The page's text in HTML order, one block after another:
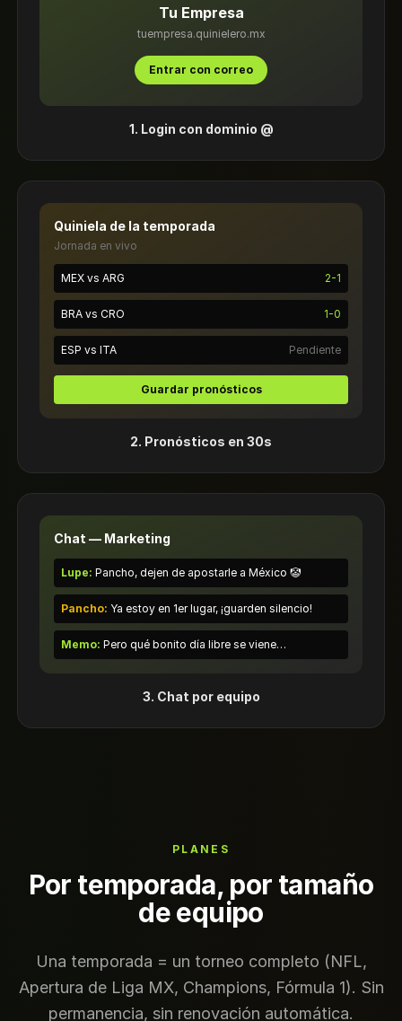
Tu Empresa
tuempresa.quinielero.mx
Entrar con correo
1. Login con dominio @
Quiniela de la temporada
Jornada en vivo
MEX vs ARG 2-1
BRA vs CRO 1-0
ESP vs ITA Pendiente
Guardar pronósticos
2. Pronósticos en 30s
Chat — Marketing
Lupe: Pancho, dejen de apostarle a México 🤡
Pancho: Ya estoy en 1er lugar, ¡guarden silencio!
Memo: Pero qué bonito día libre se viene…
3. Chat por equipo
PLANES
Por temporada, por tamaño
de equipo
Una temporada = un torneo completo (NFL,
Apertura de Liga MX, Champions, Fórmula 1). Sin
permanencia, sin renovación automática.